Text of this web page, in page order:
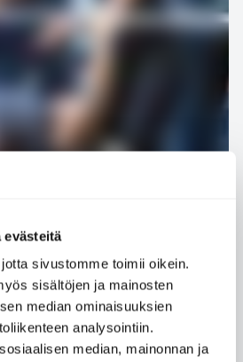
evästeitä
sivustomme toimii oikein.
sisältöjen ja mainosten
median ominaisuuksien
analysointiin.
median, mainonnan ja
ja energistä
motivoituneiden
monipuolisen joukon